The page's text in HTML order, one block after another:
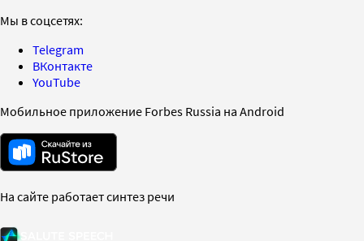
Мы в соцсетях:
Telegram
ВКонтакте
YouTube
Мобильное приложение Forbes Russia на Android
На сайте работает синтез речи